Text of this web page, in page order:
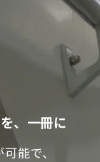
、一冊に
能で、